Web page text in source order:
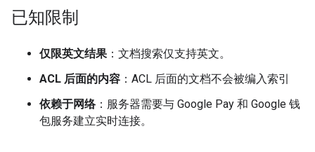
已知限制
仅限英文结果 ：文档搜索仅支持英文。
ACL 后面的内容 ：ACL 后面的文档不会被编入索引
依赖于网络：服务器需要与 Google Pay 和 Google 钱
包服务建立实时连接。